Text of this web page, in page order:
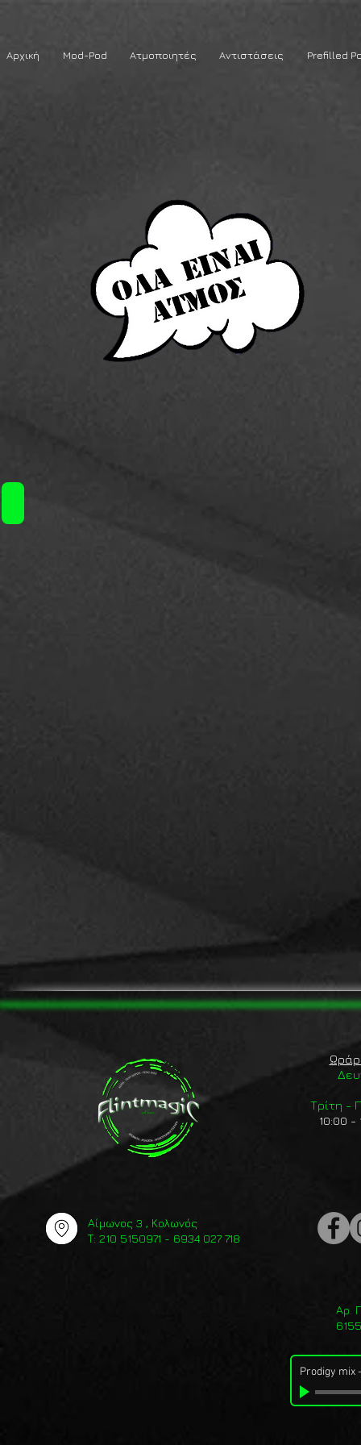
Αρχική Mod-Pod Ατμοποιητές Αντιστάσεις Prefilled
Αίμωνος 3 , Κολωνός
Τ: 210 5150971 - 6934 027 718
Τρίτη -
10:00 -
Αρ.
Prodigy mix